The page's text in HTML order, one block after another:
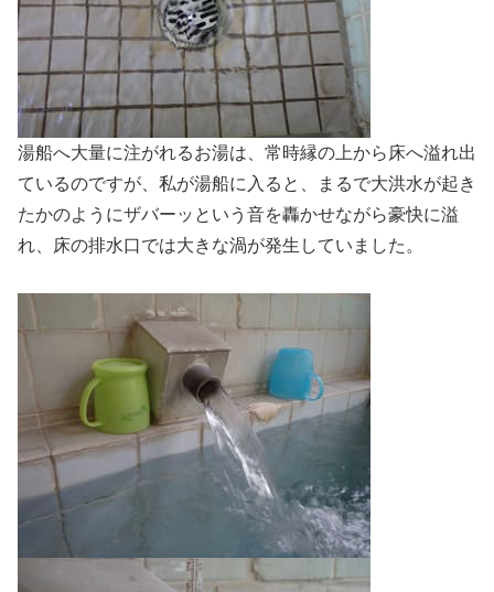
湯船へ大量に注がれるお湯は、常時縁の上から床へ溢れ出
ているのですが、私が湯船に入ると、まるで大洪水が起き
たかのようにザバーッという音を轟かせながら豪快に溢
れ、床の排水口では大きな渦が発生していました。